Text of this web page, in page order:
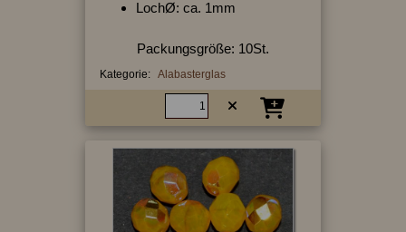
LochØ: ca. 1mm
Packungsgröße: 10St.
Kategorie: Alabasterglas